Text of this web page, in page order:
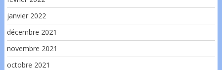
janvier 2022
décembre 2021
novembre 2021
octobre 2021